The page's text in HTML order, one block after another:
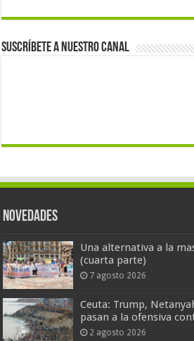
Suscríbete a nuestro canal
Novedades
Una alternativa a la
(cuarta parte)
7 agosto 2026
Ceuta: Trump,
pasan a la ofensiva
2 agosto 2026